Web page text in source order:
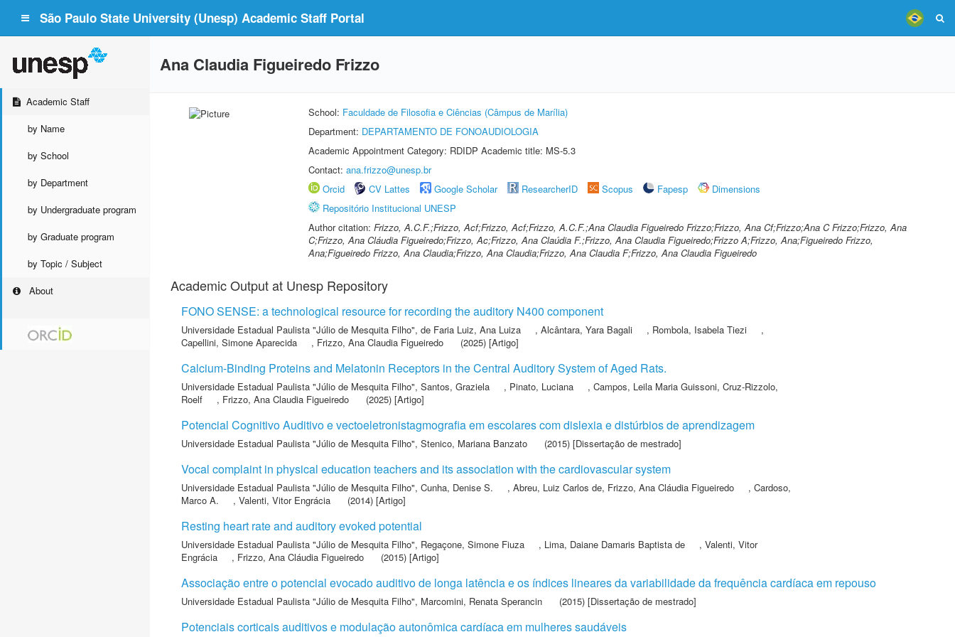
São Paulo State University (Unesp) Academic Staff Portal
Academic Staff
by Name
by School
by Department
by Undergraduate program
by Graduate program
by Topic / Subject
About
Ana Claudia Figueiredo Frizzo
School: Faculdade de Filosofia e Ciências (Câmpus de Marília)
Department: DEPARTAMENTO DE FONOAUDIOLOGIA
Academic Appointment Category: RDIDP Academic title: MS-5.3
Contact: ana.frizzo@unesp.br
Orcid
CV Lattes Google Scholar ResearcherID Scopus Fapesp
Dimensions
Repositório Institucional UNESP
Author citation: Frizzo, A.C.F.;Frizzo, Acf;Frizzo, Acf;Frizzo, A.C.F.;Ana Claudia Figueiredo Frizzo;Frizzo, Ana Cf;Frizzo;Ana C Frizzo;Frizzo, Ana
C;Frizzo, Ana Cláudia Figueiredo;Frizzo, Ac;Frizzo, Ana Claúdia F.;Frizzo, Ana Claudia Figueiredo;Frizzo A;Frizzo, Ana;Figueiredo Frizzo,
Ana;Figueiredo Frizzo, Ana Claudia;Frizzo, Ana Claudia;Frizzo, Ana Claudia F;Frizzo, Ana Claudia Figueiredo
Academic Output at Unesp Repository
FONO SENSE: a technological resource for recording the auditory N400 component
Universidade Estadual Paulista "Júlio de Mesquita Filho", de Faria Luiz, Ana Luiza , Alcântara, Yara Bagali , Rombola, Isabela Tiezi
,
Capellini, Simone Aparecida
, Frizzo, Ana Claudia Figueiredo (2025) [Artigo]
Calcium-Binding Proteins and Melatonin Receptors in the Central Auditory System of Aged Rats.
Universidade Estadual Paulista "Júlio de Mesquita Filho", Santos, Graziela , Pinato, Luciana , Campos, Leila Maria Guissoni, Cruz-Rizzolo,
Roelf
, Frizzo, Ana Claudia Figueiredo (2025) [Artigo]
Potencial Cognitivo Auditivo e vectoeletronistagmografia em escolares com dislexia e distúrbios de aprendizagem
Universidade Estadual Paulista "Júlio de Mesquita Filho", Stenico, Mariana Banzato (2015) [Dissertação de mestrado]
Vocal complaint in physical education teachers and its association with the cardiovascular system
Universidade Estadual Paulista "Júlio de Mesquita Filho", Cunha, Denise S. , Abreu, Luiz Carlos de, Frizzo, Ana Cláudia Figueiredo , Cardoso,
Marco A.
, Valenti, Vitor Engrácia (2014) [Artigo]
Resting heart rate and auditory evoked potential
Universidade Estadual Paulista "Júlio de Mesquita Filho", Regaçone, Simone Fiuza , Lima, Daiane Damaris Baptista de , Valenti, Vitor
Engrácia
, Frizzo, Ana Cláudia Figueiredo (2015) [Artigo]
Associação entre o potencial evocado auditivo de longa latência e os índices lineares da variabilidade da frequência cardíaca em repouso
Universidade Estadual Paulista "Júlio de Mesquita Filho", Marcomini, Renata Sperancin (2015) [Dissertação de mestrado]
Potenciais corticais auditivos e modulação autonômica cardíaca em mulheres saudáveis